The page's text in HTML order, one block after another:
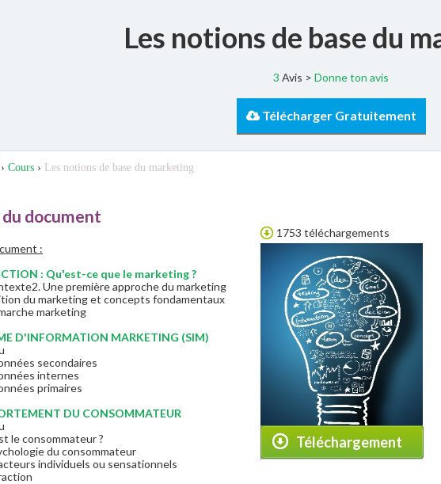
Les notions de base du
3 Avis > Donne ton avis
Télécharger Gratuitement
› Cours › Les notions de base du marketing
Téléchargement
1753 téléchargements
document
:
: Qu'est-ce que le marketing ?
Une première approche du marketing
du marketing et concepts fondamentaux
marketing
D'INFORMATION MARKETING (SIM)
secondaires
internes
primaires
DU CONSOMMATEUR
le consommateur ?
du consommateur
individuels ou sensationnels